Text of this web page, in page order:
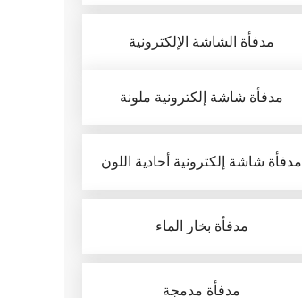
مدفأة الشاشة الإلكترونية
مدفأة شاشة إلكترونية ملونة
مدفأة شاشة إلكترونية أحادية اللون
مدفأة بخار الماء
مدفأة مدمجة